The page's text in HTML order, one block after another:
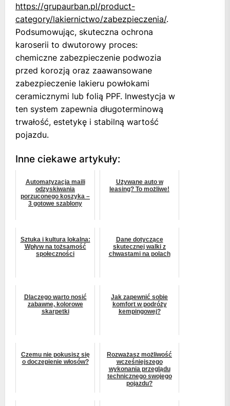
https://grupaurban.pl/product-
category/lakiernictwo/zabezpieczenia/.
Podsumowując, skuteczna ochrona
karoserii to dwutorowy proces:
chemiczne zabezpieczenie podwozia
przed korozją oraz zaawansowane
zabezpieczenie lakieru powłokami
ceramicznymi lub folią PPF. Inwestycja w
ten system zapewnia długoterminową
trwałość, estetykę i stabilną wartość
pojazdu.
Inne ciekawe artykuły:
Automatyzacja maili
odzyskiwania
porzuconego koszyka –
3 gotowe szablony
Używane auto w
leasing? To możliwe!
Sztuka i kultura lokalna:
Wpływ na tożsamość
społeczności
Dane dotyczące
skutecznej walki z
chwastami na polach
Dlaczego warto nosić
zabawne, kolorowe
skarpetki
Jak zapewnić sobie
komfort w podróży
kempingowej?
Czemu nie pokusisz się
o doczepienie włosów?
Rozważasz możliwość
wcześniejszego
wykonania przeglądu
technicznego swojego
pojazdu?